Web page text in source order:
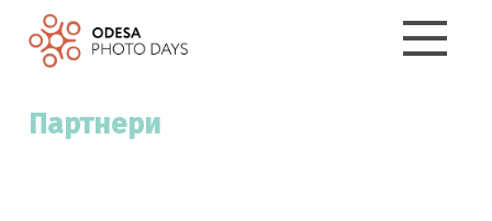
Партнери